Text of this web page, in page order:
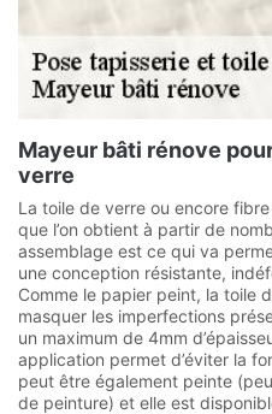
Mayeur bâti rénove
verre
La toile de verre ou encore
que l’on obtient à partir de
assemblage est ce qui va
une conception résistante,
Comme le papier peint, la toile
masquer les imperfections
un maximum de 4mm
application permet d’éviter la
peut être également peinte
de peinture) et elle est